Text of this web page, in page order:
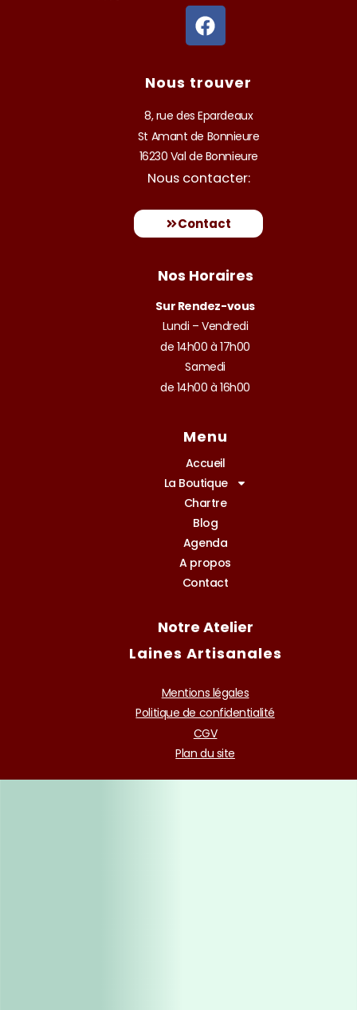
F
a
c
e
b
o
o
k
Nous trouver
8, rue des Epardeaux
St Amant de Bonnieure
16230 Val de Bonnieure
Nous contacter:
Contact
Nos Horaires
Sur Rendez-vous
Lundi – Vendredi
de 14h00 à 17h00
Samedi
de 14h00 à 16h00
Menu
Accueil
La Boutique
Chartre
Blog
Agenda
A propos
Contact
Notre Atelier
Laines Artisanales
Mentions légales
Politique de confidentialité
CGV
Plan du site